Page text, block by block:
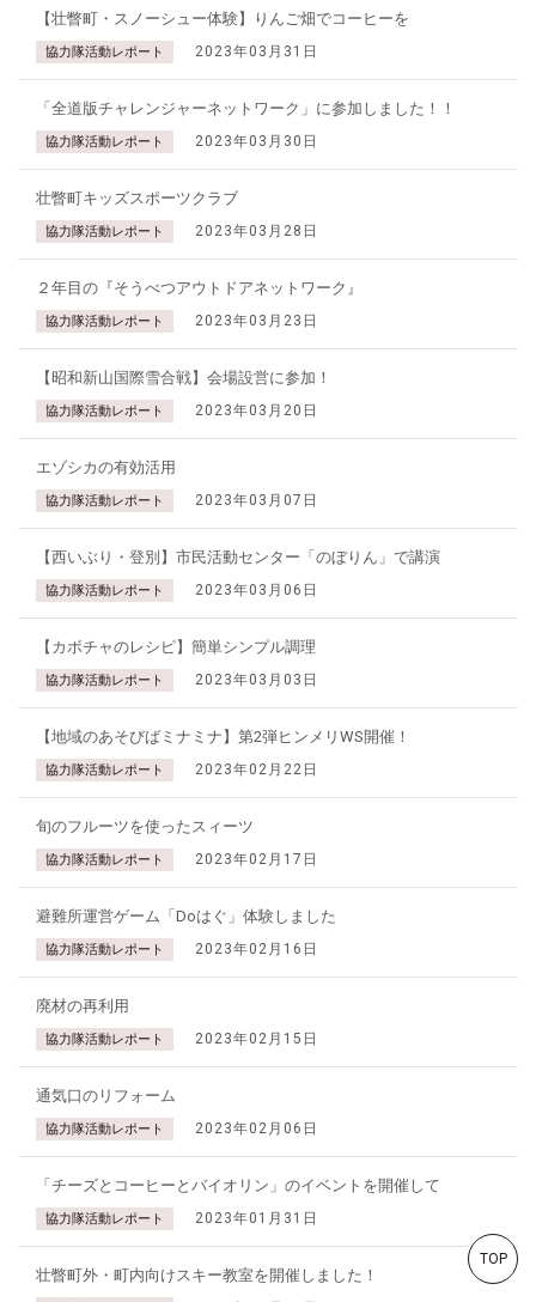
【壮瞥町・スノーシュー体験】りんご畑でコーヒーを
協力隊活動レポート 2023年03月31日
「全道版チャレンジャーネットワーク」に参加しました！！
協力隊活動レポート 2023年03月30日
壮瞥町キッズスポーツクラブ
協力隊活動レポート 2023年03月28日
２年目の『そうべつアウトドアネットワーク』
協力隊活動レポート 2023年03月23日
【昭和新山国際雪合戦】会場設営に参加！
協力隊活動レポート 2023年03月20日
エゾシカの有効活用
協力隊活動レポート 2023年03月07日
【西いぶり・登別】市民活動センター「のぼりん」で講演
協力隊活動レポート 2023年03月06日
【カボチャのレシピ】簡単シンプル調理
協力隊活動レポート 2023年03月03日
【地域のあそびばミナミナ】第2弾ヒンメリWS開催！
協力隊活動レポート 2023年02月22日
旬のフルーツを使ったスィーツ
協力隊活動レポート 2023年02月17日
避難所運営ゲーム「Doはぐ」体験しました
協力隊活動レポート 2023年02月16日
廃材の再利用
協力隊活動レポート 2023年02月15日
通気口のリフォーム
協力隊活動レポート 2023年02月06日
「チーズとコーヒーとバイオリン」のイベントを開催して
協力隊活動レポート 2023年01月31日
壮瞥町外・町内向けスキー教室を開催しました！
TOP